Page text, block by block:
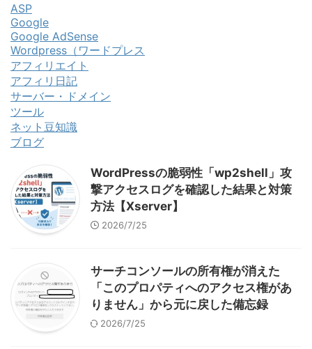
ASP
Google
Google AdSense
Wordpress（ワードプレス
アフィリエイト
アフィリ日記
サーバー・ドメイン
ツール
ネット豆知識
ブログ
WordPressの脆弱性「wp2shell」攻
撃アクセスログを確認した結果と対策
方法【Xserver】
2026/7/25
サーチコンソールの所有権が消えた
「このプロパティへのアクセス権があ
りません」から元に戻した備忘録
2026/7/25